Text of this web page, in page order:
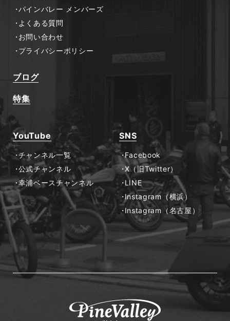
パインバレー メンバーズ
よくある質問
お問い合わせ
プライバシーポリシー
ブログ
特集
YouTube
チャンネル一覧
公式チャンネル
幸浦ベースチャンネル
SNS
Facebook
X（旧Twitter）
LINE
Instagram（横浜）
Instagram（名古屋）